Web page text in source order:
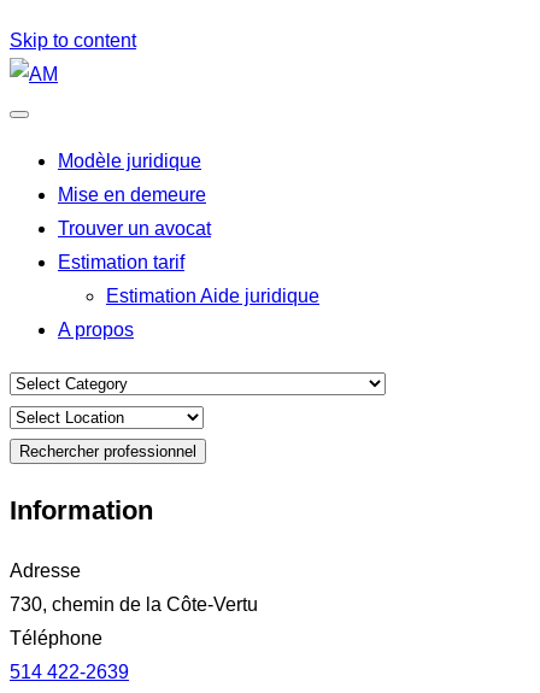
Skip to content
Modèle juridique
Mise en demeure
Trouver un avocat
Estimation tarif
Estimation Aide juridique
A propos
Rechercher professionnel
Information
Adresse
730, chemin de la Côte-Vertu
Téléphone
514 422-2639